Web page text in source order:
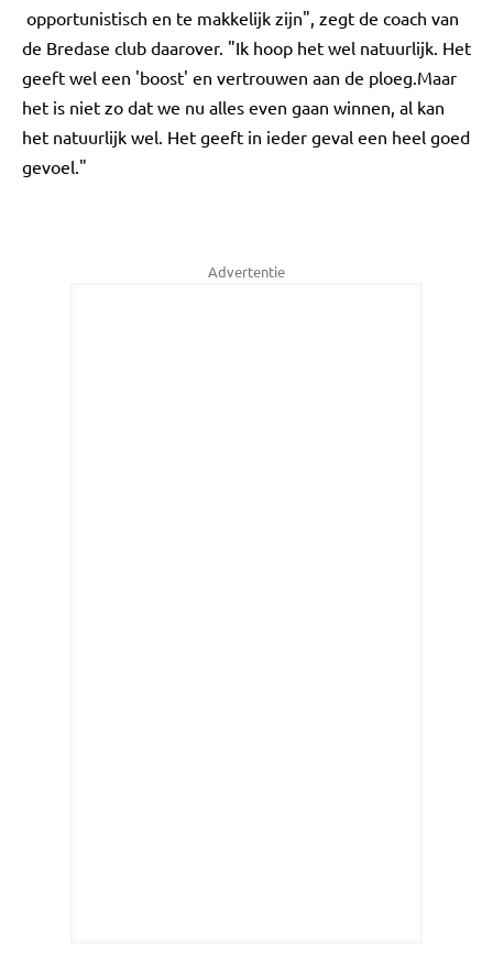
opportunistisch en te makkelijk zijn", zegt de coach van
de Bredase club daarover. "Ik hoop het wel natuurlijk. Het
geeft wel een 'boost' en vertrouwen aan de ploeg.Maar
het is niet zo dat we nu alles even gaan winnen, al kan
het natuurlijk wel. Het geeft in ieder geval een heel goed
gevoel."
Advertentie